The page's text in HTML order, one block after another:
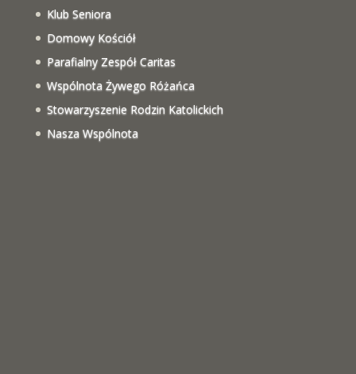
Klub Seniora
Domowy Kościół
Parafialny Zespół Caritas
Wspólnota Żywego Różańca
Stowarzyszenie Rodzin Katolickich
Nasza Wspólnota